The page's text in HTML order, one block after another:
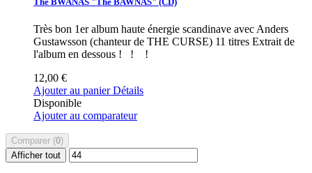
Très bon 1er album haute énergie scandinave avec Anders
Gustawsson (chanteur de THE CURSE) 11 titres Extrait de
l'album en dessous ! ! !
12,00 €
Ajouter au panier Détails
Disponible
Ajouter au comparateur
Comparer (0)
Afficher tout